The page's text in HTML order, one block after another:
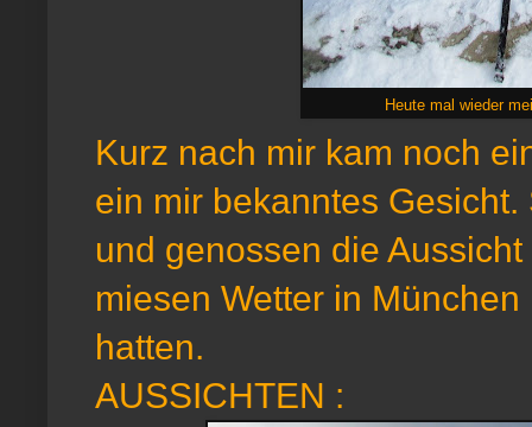
Heute mal wieder
Kurz nach mir kam noch
ein mir bekanntes
und genossen die
miesen Wetter in
hatten.
AUSSICHTEN :